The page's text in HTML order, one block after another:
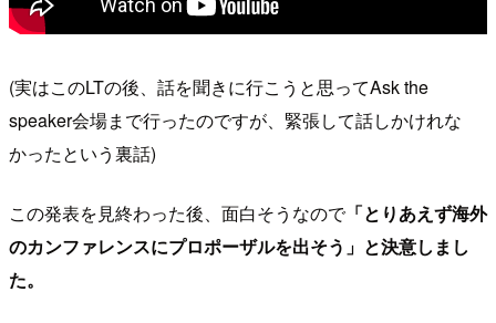
(実はこのLTの後、話を聞きに行こうと思ってAsk the
speaker会場まで行ったのですが、緊張して話しかけれな
かったという裏話)
この発表を見終わった後、面白そうなので「とりあえず海外
のカンファレンスにプロポーザルを出そう」と決意しまし
た。